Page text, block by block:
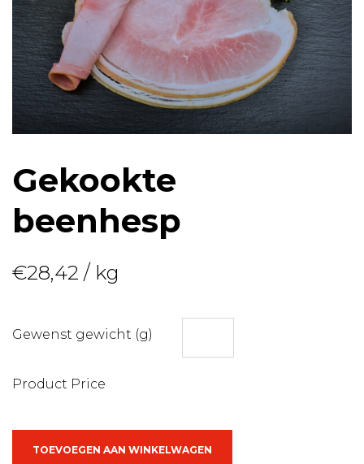
Gekookte
beenhesp
€28,42 / kg
Gewenst gewicht (g)
Product Price
TOEVOEGEN AAN WINKELWAGEN